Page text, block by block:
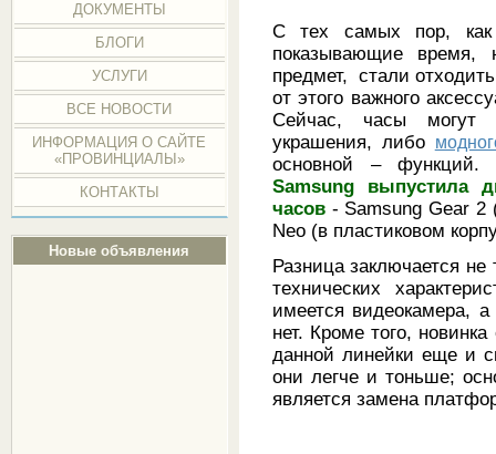
ДОКУМЕНТЫ
БЛОГИ
УСЛУГИ
ВСЕ НОВОСТИ
ИНФОРМАЦИЯ О САЙТЕ
«ПРОВИНЦИАЛЫ»
КОНТАКТЫ
Новые объявления
С тех самых пор,
показывающие время,
предмет, стали
от этого важного
Сейчас, часы могут
украшения, либо
основной –
Samsung выпустила
часов- Samsung Gear 2
Neo (в пластиковом
Разница заключается
технических
имеется видеокамера,
нет. Кроме того,
данной линейки еще и
они легче и тоньше;
является замена